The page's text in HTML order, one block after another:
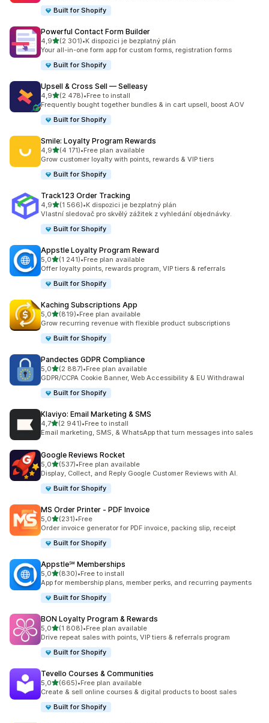
Built for Shopify
Powerful Contact Form Builder
4,9z 5 hvězd
(2 301)
Celkový počet recenzí: 2301
•K dispozici je bezplatný plán
Your all-in-one form app for custom forms, registration forms
Built for Shopify
Upsell & Cross Sell — Selleasy
4,9z 5 hvězd
(2 478)
Celkový počet recenzí: 2478
•Free to install
Frequently bought together bundles & in cart upsell, boost AOV
Built for Shopify
Smile: Loyalty Program Rewards
4,9z 5 hvězd
(4 171)
Celkový počet recenzí: 4171
•Free plan available
Grow customer loyalty with points, rewards & VIP tiers
Built for Shopify
Track123 Order Tracking
4,9z 5 hvězd
(1 566)
Celkový počet recenzí: 1566
•K dispozici je bezplatný plán
Vlastní sledovač pro skvělý zážitek z vyhledání objednávky.
Built for Shopify
Appstle Loyalty Program Reward
5,0z 5 hvězd
(1 241)
Celkový počet recenzí: 1241
•Free plan available
Offer loyalty points, rewards program, VIP tiers & referrals
Built for Shopify
Kaching Subscriptions App
5,0z 5 hvězd
(819)
Celkový počet recenzí: 819
•Free plan available
Grow recurring revenue with flexible product subscriptions
Built for Shopify
Pandectes GDPR Compliance
5,0z 5 hvězd
(2 887)
Celkový počet recenzí: 2887
•Free plan available
GDPR/CCPA Cookie Banner, Web Accessibility & EU Withdrawal
Built for Shopify
Klaviyo: Email Marketing & SMS
4,7z 5 hvězd
(2 941)
Celkový počet recenzí: 2941
•Free to install
Email marketing, SMS, & WhatsApp that turn messages into sales
Google Reviews Rocket
5,0z 5 hvězd
(537)
Celkový počet recenzí: 537
•Free plan available
Display, Collect, and Reply Google Customer Reviews with AI.
Built for Shopify
MS Order Printer ‑ PDF Invoice
5,0z 5 hvězd
(231)
Celkový počet recenzí: 231
•Free
Order invoice generator for PDF invoice, packing slip, receipt
Built for Shopify
Appstle℠ Memberships
5,0z 5 hvězd
(830)
Celkový počet recenzí: 830
•Free to install
App for membership plans, member perks, and recurring payments
Built for Shopify
BON Loyalty Program & Rewards
5,0z 5 hvězd
(1 808)
Celkový počet recenzí: 1808
•Free plan available
Drive repeat sales with points, VIP tiers & referrals program
Built for Shopify
Tevello Courses & Communities
5,0z 5 hvězd
(665)
Celkový počet recenzí: 665
•Free plan available
Create & sell online courses & digital products to boost sales
Built for Shopify